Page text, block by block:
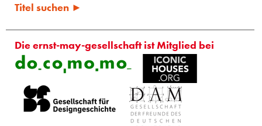
Titel suchen ►
Die ernst-may-gesellschaft ist Mitglied bei